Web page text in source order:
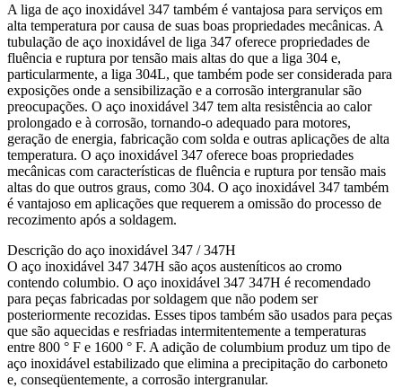
A liga de aço inoxidável 347 também é vantajosa para serviços em
alta temperatura por causa de suas boas propriedades mecânicas. A
tubulação de aço inoxidável de liga 347 oferece propriedades de
fluência e ruptura por tensão mais altas do que a liga 304 e,
particularmente, a liga 304L, que também pode ser considerada para
exposições onde a sensibilização e a corrosão intergranular são
preocupações. O aço inoxidável 347 tem alta resistência ao calor
prolongado e à corrosão, tornando-o adequado para motores,
geração de energia, fabricação com solda e outras aplicações de alta
temperatura. O aço inoxidável 347 oferece boas propriedades
mecânicas com características de fluência e ruptura por tensão mais
altas do que outros graus, como 304. O aço inoxidável 347 também
é vantajoso em aplicações que requerem a omissão do processo de
recozimento após a soldagem.
Descrição do aço inoxidável 347 / 347H
O aço inoxidável 347 347H são aços austeníticos ao cromo
contendo columbio. O aço inoxidável 347 347H é recomendado
para peças fabricadas por soldagem que não podem ser
posteriormente recozidas. Esses tipos também são usados para peças
que são aquecidas e resfriadas intermitentemente a temperaturas
entre 800 ° F e 1600 ° F. A adição de columbium produz um tipo de
aço inoxidável estabilizado que elimina a precipitação do carboneto
e, conseqüentemente, a corrosão intergranular.